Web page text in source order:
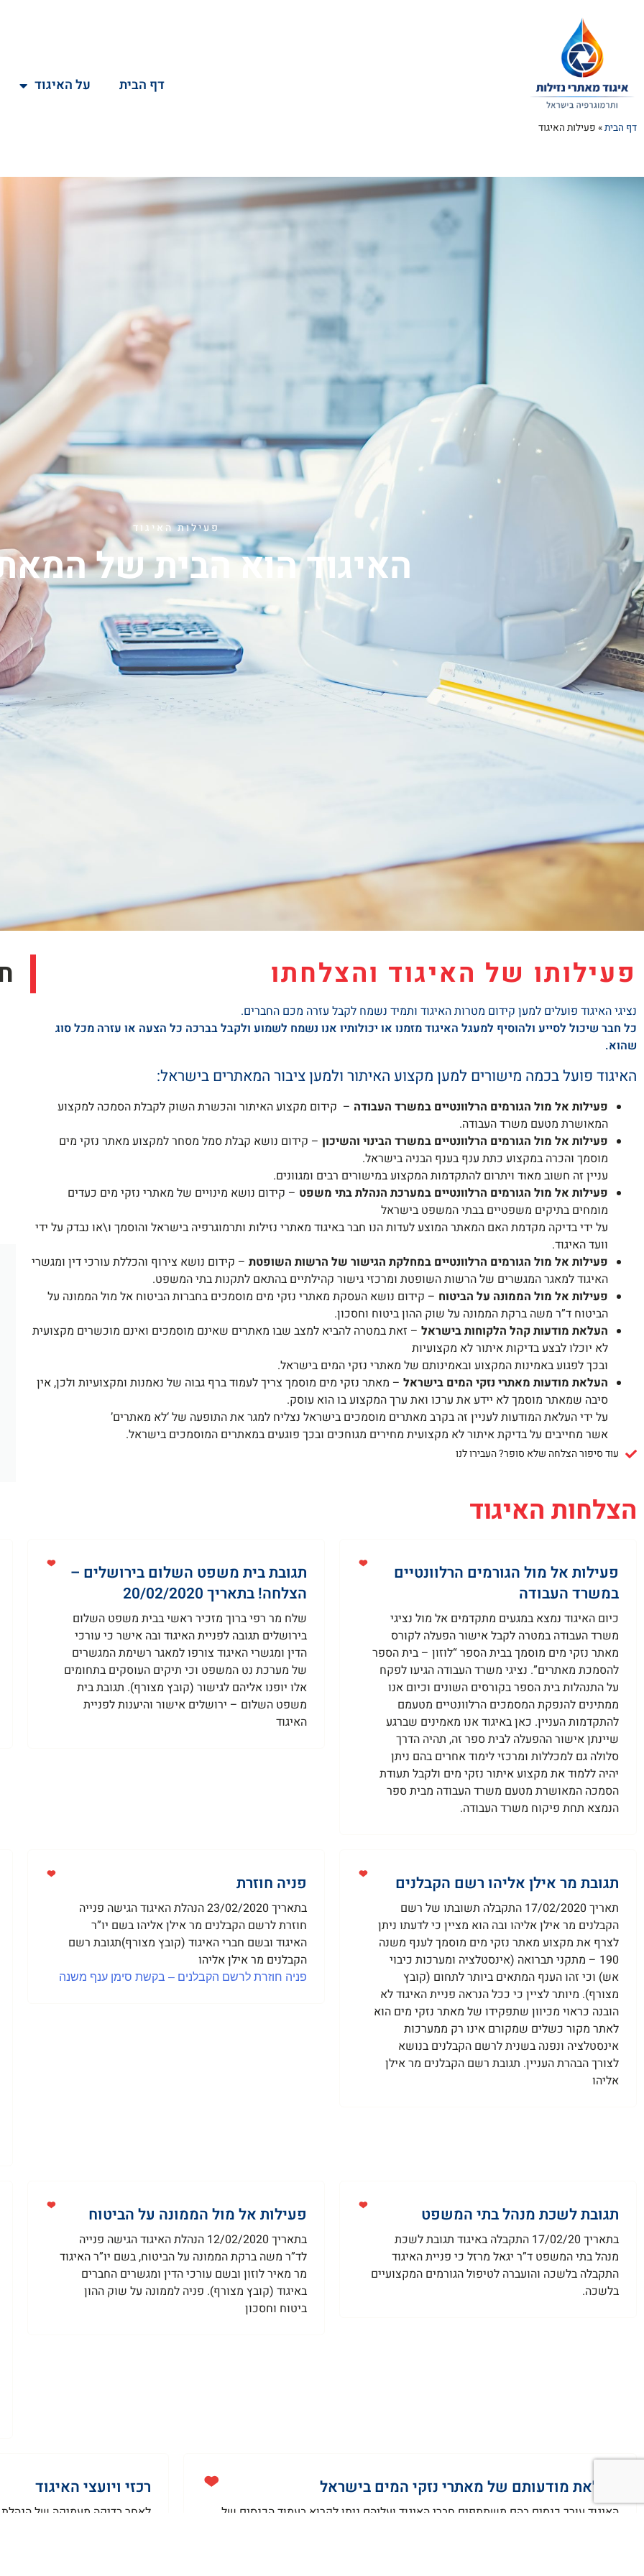
דף הבית» פעילות האיגוד
דף הבית על האיגוד
פעילות האיגוד
האיגוד הוא הבית של
פעילותו של האיגוד והצלחתו
נציגי האיגוד פועלים למען קידום מטרות האיגוד ותמיד נשמח לקבל עזרה מכם החברים.
כל חבר שיכול לסייע ולהוסיף למעגל האיגוד מזמנו או יכולותיו אנו נשמח לשמוע ולקבל בברכה כל הצעה או עזרה מכל סוג
שהוא.
האיגוד פועל בכמה מישורים למען מקצוע האיתור ולמען ציבור המאתרים בישראל:
פעילות אל מול הגורמים הרלוונטיים במשרד העבודה – קידום מקצוע האיתור והכשרת השוק לקבלת הסמכה למקצוע
המאושרת מטעם משרד העבודה.
פעילות אל מול הגורמים הרלוונטיים במשרד הבינוי והשיכון – קידום נושא קבלת סמל מסחר למקצוע מאתר נזקי מים
מוסמך והכרה במקצוע כתת ענף בענף הבניה בישראל.
עניין זה חשוב מאוד ויתרום להתקדמות המקצוע במישורים רבים ומגוונים.
פעילות אל מול הגורמים הרלוונטיים במערכת הנהלת בתי משפט – קידום נושא מינויים של מאתרי נזקי מים כעדים
מומחים בתיקים משפטיים בבתי המשפט בישראל
על ידי בדיקה מקדמת האם המאתר המוצע לעדות הנו חבר באיגוד מאתרי נזילות ותרמוגרפיה בישראל והוסמך ו\או נבדק על ידי
וועד האיגוד.
פעילות אל מול הגורמים הרלוונטיים במחלקת הגישור של הרשות השופטת – קידום נושא צירוף והכללת עורכי דין ומגשרי
האיגוד למאגר המגשרים של הרשות השופטת ומרכזי גישור קהילתיים בהתאם לתקנות בתי המשפט.
פעילות אל מול הממונה על הביטוח – קידום נושא העסקת מאתרי נזקי מים מוסמכים בחברות הביטוח אל מול הממונה על
הביטוח ד”ר משה ברקת הממונה על שוק ההון ביטוח וחסכון.
העלאת מודעות קהל הלקוחות בישראל – זאת במטרה להביא למצב שבו מאתרים שאינם מוסמכים ואינם מוכשרים מקצועית
לא יוכלו לבצע בדיקות איתור לא מקצועיות
ובכך לפגוע באמינות המקצוע ובאמינותם של מאתרי נזקי המים בישראל.
העלאת מודעות מאתרי נזקי המים בישראל – מאתר נזקי מים מוסמך צריך לעמוד ברף גבוה של נאמנות ומקצועיות ולכן, אין
סיבה שמאתר מוסמך לא יידע את ערכו ואת ערך המקצוע בו הוא עוסק.
על ידי העלאת המודעות לעניין זה בקרב מאתרים מוסמכים בישראל נצליח למגר את התופעה של ‘לא מאתרים’
אשר מחייבים על בדיקת איתור לא מקצועית מחירים מגוחכים ובכך פוגעים במאתרים המוסמכים בישראל.
עוד סיפור הצלחה שלא סופר? העבירו לנו
הצלחות האיגוד
פעילות אל מול הגורמים הרלוונטיים
במשרד העבודה
כיום האיגוד נמצא במגעים מתקדמים אל מול נציגי
משרד העבודה במטרה לקבל אישור הפעלה לקורס
מאתר נזקי מים מוסמך בבית הספר “לוזון – בית הספר
להסמכת מאתרים”. נציגי משרד העבודה הגיעו לפקח
על התנהלות בית הספר בקורסים השונים וכיום אנו
ממתינים להנפקת המסמכים הרלוונטיים מטעמם
להתקדמות העניין. כאן באיגוד אנו מאמינים שברגע
שיינתן אישור ההפעלה לבית ספר זה, תהיה הדרך
סלולה גם למכללות ומרכזי לימוד אחרים בהם ניתן
יהיה ללמוד את מקצוע איתור נזקי מים ולקבל תעודת
הסמכה המאושרת מטעם משרד העבודה מבית ספר
הנמצא תחת פיקוח משרד העבודה.
תגובת בית משפט השלום בירושלים –
הצלחה! בתאריך 20/02/2020
שלח מר רפי ברוך מזכיר ראשי בבית משפט השלום
בירושלים תגובה לפניית האיגוד ובה אישר כי עורכי
הדין ומגשרי האיגוד צורפו למאגר רשימת המגשרים
של מערכת נט המשפט וכי תיקים העוסקים בתחומים
אלו יופנו אליהם לגישור (קובץ מצורף). תגובת בית
משפט השלום – ירושלים אישור והיענות לפניית
האיגוד
תגובת מר אילן אליהו רשם הקבלנים
תאריך 17/02/2020 התקבלה תשובתו של רשם
הקבלנים מר אילן אליהו ובה הוא מציין כי לדעתו ניתן
לצרף את מקצוע מאתר נזקי מים מוסמך לענף משנה
190 – מתקני תברואה (אינסטלציה ומערכות כיבוי
אש) וכי זהו הענף המתאים ביותר לתחום (קובץ
מצורף). מיותר לציין כי ככל הנראה פניית האיגוד לא
הובנה כראוי מכיוון שתפקידו של מאתר נזקי מים הוא
לאתר מקור כשלים שמקורם אינו רק ממערכות
אינסטלציה ונפנה בשנית לרשם הקבלנים בנושא
לצורך הבהרת העניין. תגובת רשם הקבלנים מר אילן
אליהו
פניה חוזרת
בתאריך 23/02/2020 הנהלת האיגוד הגישה פנייה
חוזרת לרשם הקבלנים מר אילן אליהו בשם יו”ר
האיגוד ובשם חברי האיגוד (קובץ מצורף)תגובת רשם
הקבלנים מר אילן אליהו
פניה חוזרת לרשם הקבלנים – בקשת סימן ענף משנה
תגובת לשכת מנהל בתי המשפט
בתאריך 17/02/20 התקבלה באיגוד תגובת לשכת
מנהל בתי המשפט ד”ר יגאל מרזל כי פניית האיגוד
התקבלה בלשכה והועברה לטיפול הגורמים המקצועיים
בלשכה.
פעילות אל מול הממונה על הביטוח
בתאריך 12/02/2020 הנהלת האיגוד הגישה פנייה
לד”ר משה ברקת הממונה על הביטוח, בשם יו”ר האיגוד
מר מאיר לוזון ובשם עורכי הדין ומגשרים החברים
באיגוד (קובץ מצורף). פניה לממונה על שוק ההון
ביטוח וחסכון
העלאת מודעותם של מאתרי נזקי המים בישראל
האיגוד עורך כנסים בהם משתתפים חברי האיגוד ועליהם ניתן לקרוא בעמוד הכנסים של
רכזי ויועצי האיגוד
לאחר בדיקה מעמיקה של הנהלת